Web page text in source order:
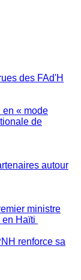
des FAd'H
en « mode
de
autour
ministre
en Haïti
renforce sa